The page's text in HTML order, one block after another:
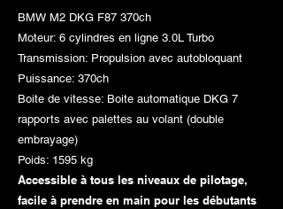
BMW M2 DKG F87 370ch
Moteur: 6 cylindres en ligne 3.0L Turbo
Transmission: Propulsion avec autobloquant
Puissance: 370ch
Boite de vitesse: Boite automatique DKG 7
rapports avec palettes au volant (double
embrayage)
Poids: 1595 kg
Accessible à tous les niveaux de pilotage,
facile à prendre en main pour les débutants